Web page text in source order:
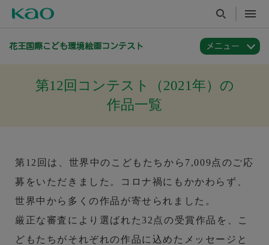
花王国際こども環境絵画コンテスト
第12回コンテスト（2021年）の
作品一覧
第12回は、世界中のこどもたちから7,009点のご応
募をいただきました。コロナ禍にもかかわらず、
世界中から多くの作品が寄せられました。
厳正な審査により選ばれた32点の受賞作品を、こ
どもたちがそれぞれの作品に込めたメッセージと